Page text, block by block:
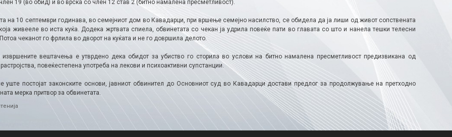
19 (во обид) и во врска со член 12 став 2 (битно намалена пресметливост).
на 10 септември годинава, во семејниот дом во Кавадарци, при вршење семејно насилство, се обидела да ја лиши од живот сопствената
живееле во иста куќа. Додека жртвата спиела, обвинетата со чекан ја удрила повеќе пати во главата со што и нанела тешки телесни
чеканот го фрлила во дворот на куќата и не го довршила делото.
извршените вештачења е утврдено дека обидот за убиство го сторила во услови на битно намалена пресметливост предизвикана од
повеќестепена употреба на лекови и психоактивни супстанции.
уште постојат законските основи, јавниот обвинител до Основниот суд во Кавадарци достави предлог за продолжување на претходно
мерка притвор за обвинетата.